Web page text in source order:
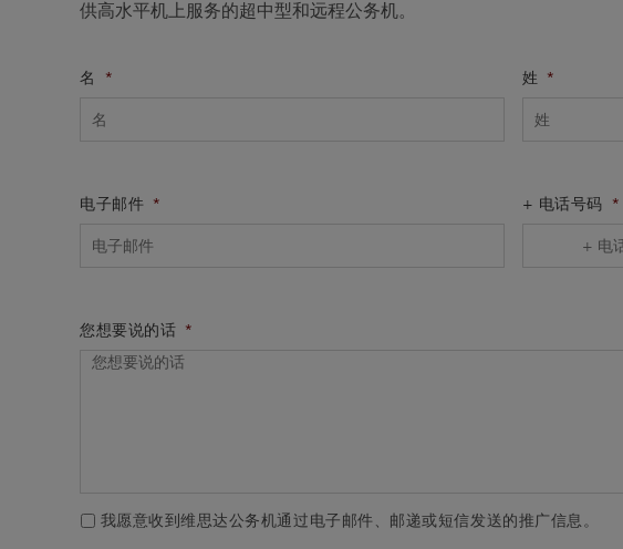
供高水平机上服务的超中型和远程公务机。
名 * 姓 *
电子邮件 * + 电话号码 *
United
您想要说的话 *
我愿意收到维思达公务机通过电子邮件、邮递或短信发送的推广信息。